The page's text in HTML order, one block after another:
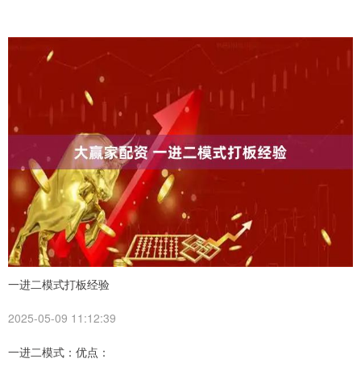
一进二模式打板经验
2025-05-09 11:12:39
一进二模式：优点：